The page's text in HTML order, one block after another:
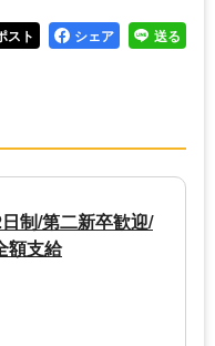
スト シェア 送る
制/第二新卒歓迎/
額支給